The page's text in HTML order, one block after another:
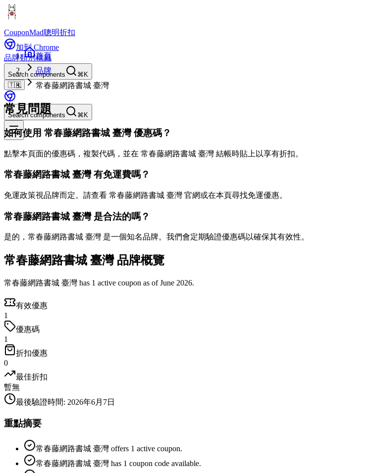
CouponMad聰明折扣
加到 Chrome
品牌類別標籤
Search components
⌘K
🇹🇼
Search components ⌘K
首頁
品牌
常春藤網路書城 臺灣
常見問題
如何使用 常春藤網路書城 臺灣 優惠碼？
點擊本頁面的優惠碼，複製代碼，並在 常春藤網路書城 臺灣 結帳時貼上以享有折扣。
常春藤網路書城 臺灣 有免運費嗎？
免運政策視品牌而定。請查看 常春藤網路書城 臺灣 官網或在本頁尋找免運優惠。
常春藤網路書城 臺灣 是合法的嗎？
是的，常春藤網路書城 臺灣 是一個知名品牌。我們會定期驗證優惠碼以確保其有效性。
常春藤網路書城 臺灣 品牌概覽
常春藤網路書城 臺灣 has 1 active coupon as of June 2026.
有效優惠
1
優惠碼
1
折扣優惠
0
最佳折扣
暫無
最後驗證時間: 2026年6月7日
重點摘要
常春藤網路書城 臺灣 offers 1 active coupon.
常春藤網路書城 臺灣 has 1 coupon code available.